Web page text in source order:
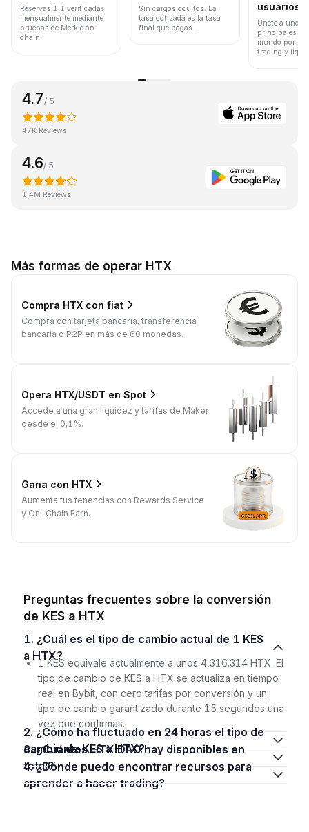
Reservas 1:1 verificadas
mensualmente mediante
pruebas de Merkle on-
chain.
Sin cargos ocultos. La
tasa cotizada es la tasa
final que pagas.
usuarios
Únete a uno
principales
mundo por
trading y
4.7/ 5
47K Reviews
4.6/ 5
1.4M Reviews
Más formas de operar HTX
Compra HTX con fiat
Compra con tarjeta bancaria, transferencia
bancaria o P2P en más de 60 monedas.
Opera HTX/USDT en Spot
Accede a una gran liquidez y tarifas de Maker
desde el 0,1%.
Gana con HTX
Aumenta tus tenencias con Rewards Service
y On-Chain Earn.
Preguntas frecuentes sobre la conversión
de KES a HTX
1. ¿Cuál es el tipo de cambio actual de 1 KES
a HTX?
1 KES equivale actualmente a unos 4,316.314 HTX. El
tipo de cambio de KES a HTX se actualiza en tiempo
real en Bybit, con cero tarifas por conversión y un
tipo de cambio garantizado durante 15 segundos una
vez que confirmas.
2. ¿Cómo ha fluctuado en 24 horas el tipo de
cambio de KES a HTX?
3. ¿Cuántos HTX DAO hay disponibles en
total?
4. ¿Dónde puedo encontrar recursos para
aprender a hacer trading?